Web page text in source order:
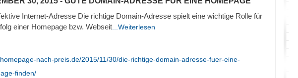
Internet-Adresse Die richtige Domain-Adresse spielt eine wichtige Rolle für
einer Homepage bzw. Webseit ...Weiterlesen
nach-preis.de/2015/11/30/die-richtige-domain-adresse-fuer-eine-
finden/